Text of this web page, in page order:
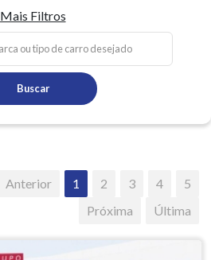
Mais Filtros
Buscar
Anterior 1 2 3 4
5
Próxima
Última